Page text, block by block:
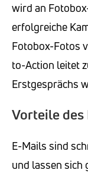
wird an
erfolgreiche
Fotobox-Fotos
to-Action leitet
Erstgesprächs
Vorteile
E-Mails sind
und lassen sich